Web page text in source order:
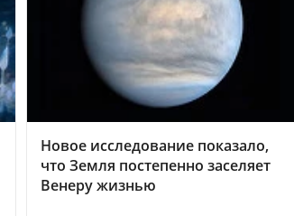
Новое исследование показало,
что Земля постепенно заселяет
Венеру жизнью